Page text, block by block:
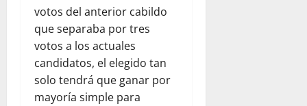
votos del anterior cabildo
que separaba por tres
votos a los actuales
candidatos, el elegido tan
solo tendrá que ganar por
mayoría simple para